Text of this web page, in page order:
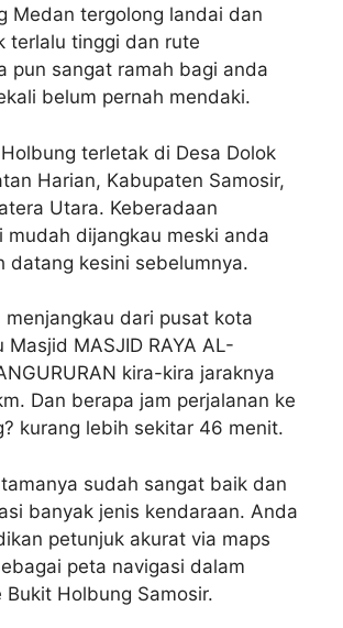
Medan tergolong landai dan
terlalu tinggi dan rute
pun sangat ramah bagi anda
belum pernah mendaki.
terletak di Desa Dolok
Harian, Kabupaten Samosir,
Utara. Keberadaan
mudah dijangkau meski anda
datang kesini sebelumnya.
dari pusat kota
Masjid MASJID RAYA AL-
kira-kira jaraknya
Dan berapa jam perjalanan ke
kurang lebih sekitar 46 menit.
sudah sangat baik dan
banyak jenis kendaraan. Anda
petunjuk akurat via maps
peta navigasi dalam
Bukit Holbung Samosir.